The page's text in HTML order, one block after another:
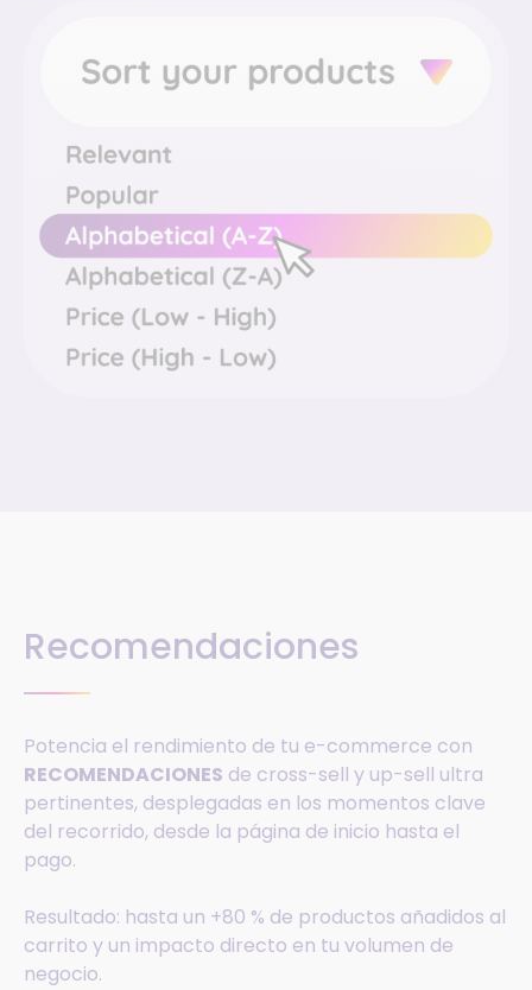
Recomendaciones
Potencia el rendimiento de tu e-commerce con
RECOMENDACIONES de cross-sell y up-sell ultra
pertinentes, desplegadas en los momentos clave
del recorrido, desde la página de inicio hasta el
pago.
Resultado: hasta un +80 % de productos añadidos al
carrito y un impacto directo en tu volumen de
negocio.